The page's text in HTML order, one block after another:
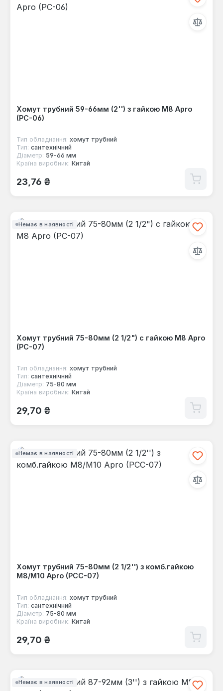
Хомут трубний 59-66мм (2'') з гайкою М8 Apro
(PC-06)
Тип обладнання: хомут трубний
Тип: сантехнічний
Діаметр: 59-66 мм
Країна виробник: Китай
Звичайна ціна:
23,76 ₴
Немає в наявності
Хомут трубний 75-80мм (2 1/2") с гайкою М8 Apro
(PC-07)
Тип обладнання: хомут трубний
Тип: сантехнічний
Діаметр: 75-80 мм
Країна виробник: Китай
Звичайна ціна:
29,70 ₴
Немає в наявності
Хомут трубний 75-80мм (2 1/2'') з комб.гайкою
М8/М10 Apro (PCC-07)
Тип обладнання: хомут трубний
Тип: сантехнічний
Діаметр: 75-80 мм
Країна виробник: Китай
Звичайна ціна:
29,70 ₴
Немає в наявності